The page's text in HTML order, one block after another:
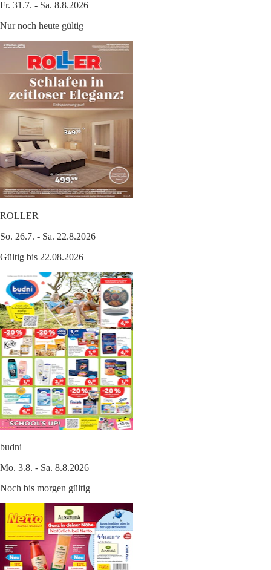
Fr. 31.7. - Sa. 8.8.2026
Nur noch heute gültig
ROLLER
So. 26.7. - Sa. 22.8.2026
Gültig bis 22.08.2026
budni
Mo. 3.8. - Sa. 8.8.2026
Noch bis morgen gültig